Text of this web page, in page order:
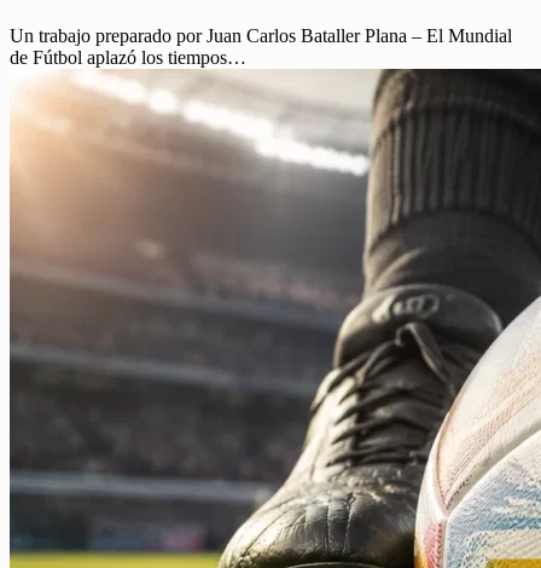
Un trabajo preparado por Juan Carlos Bataller Plana – El Mundial
de Fútbol aplazó los tiempos…